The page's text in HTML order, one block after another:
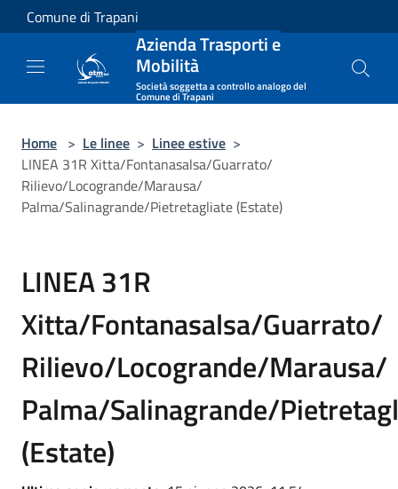
Salta al contenuto principale
Comune di Trapani
Azienda Trasporti e
Mobilità
Società soggetta a controllo analogo del
Comune di Trapani
Home > Le linee > Linee estive >
LINEA 31R Xitta/Fontanasalsa/Guarrato/
Rilievo/Locogrande/Marausa/
Palma/Salinagrande/Pietretagliate (Estate)
LINEA 31R
Xitta/Fontanasalsa/Guarrato/
Rilievo/Locogrande/Marausa/
Palma/Salinagrande/
(Estate)